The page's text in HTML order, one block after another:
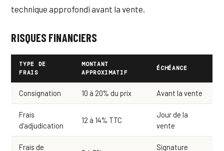
technique approfondi avant la vente.
RISQUES FINANCIERS
TYPE DE
FRAIS
MONTANT
APPROXIMATIF
ÉCHÉANCE
Consignation 10 à 20% du prix Avant la vente
Frais
d'adjudication
12 à 14% TTC
Jour de la
vente
Frais de Signature